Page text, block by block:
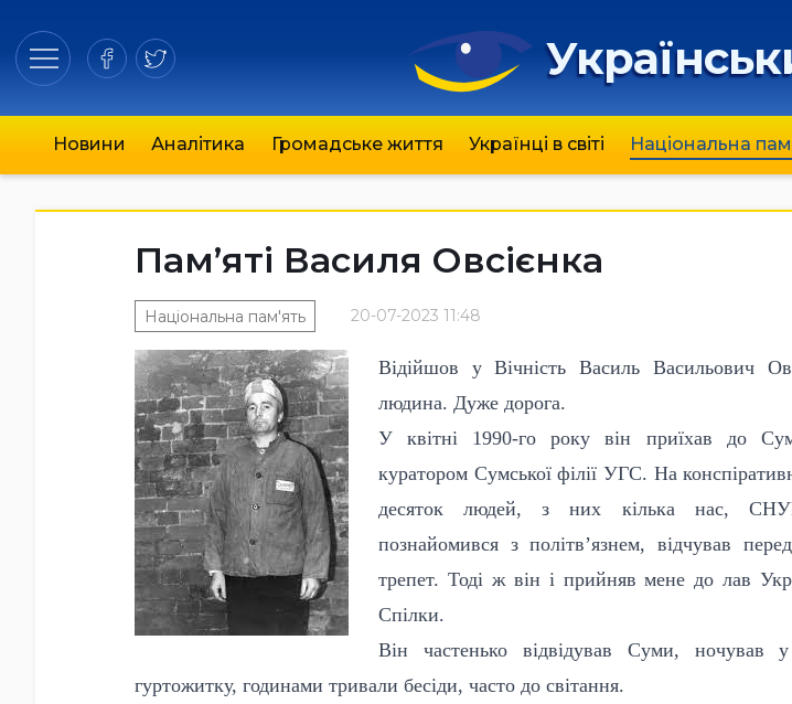
Новини Аналітика Громадське життя Українці в світі Національна
Пам’яті Василя Овсієнка
20-07-2023 11:48
Національна пам'ять
Відійшов у Вічність Василь Васильович
людина. Дуже дорога.
У квітні 1990-го року він приїхав до
куратором Сумської філії УГС. На
десяток людей, з них кілька нас,
познайомився з політв’язнем, відчував
трепет. Тоді ж він і прийняв мене до лав
Спілки.
Він частенько відвідував Суми, ночував
гуртожитку, годинами тривали бесіди, часто до світання.